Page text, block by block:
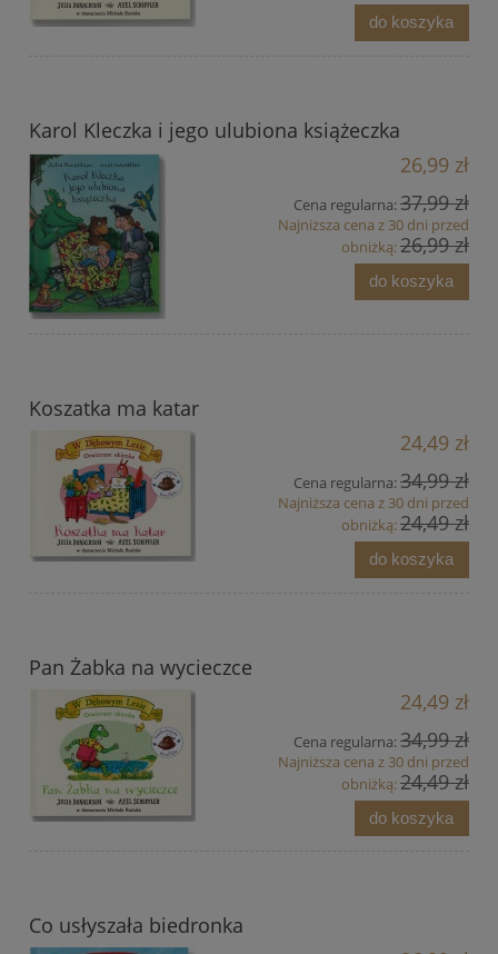
do koszyka
Karol Kleczka i jego ulubiona książeczka
26,99 zł
Cena regularna:37,99 zł
Najniższa cena z 30 dni przed
obniżką:26,99 zł
do koszyka
Koszatka ma katar
24,49 zł
Cena regularna:34,99 zł
Najniższa cena z 30 dni przed
obniżką:24,49 zł
do koszyka
Pan Żabka na wycieczce
24,49 zł
Cena regularna:34,99 zł
Najniższa cena z 30 dni przed
obniżką:24,49 zł
do koszyka
Co usłyszała biedronka